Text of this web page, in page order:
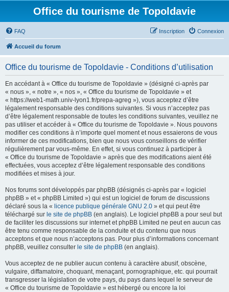
Office du tourisme de Topoldavie
FAQ Connexion
Inscription
Accueil du forum
Office du tourisme de Topoldavie - Conditions d’utilisation
En accédant à « Office du tourisme de Topoldavie » (désigné ci-après par
« nous », « notre », « nos », « Office du tourisme de Topoldavie » et
« https://web1-math.univ-lyon1.fr/prepa-agreg »), vous acceptez d’être
légalement responsable des conditions suivantes. Si vous n’acceptez pas
d’être légalement responsable de toutes les conditions suivantes, veuillez ne
pas utiliser et accéder à « Office du tourisme de Topoldavie ». Nous pouvons
modifier ces conditions à n’importe quel moment et nous essaierons de vous
informer de ces modifications, bien que nous vous conseillons de vérifier
régulièrement par vous-même. En effet, si vous continuez à participer à
« Office du tourisme de Topoldavie » après que des modifications aient été
effectuées, vous acceptez d’être légalement responsable des conditions
modifiées et mises à jour.
Nos forums sont développés par phpBB (désignés ci-après par « logiciel
phpBB » et « phpBB Limited ») qui est un logiciel de forum de discussions
déclaré sous la « licence publique générale GNU 2.0 » et qui peut être
téléchargé sur le site de phpBB (en anglais). Le logiciel phpBB a pour seul but
de faciliter les discussions sur internet et phpBB Limited ne peut en aucun cas
être tenu comme responsable de la conduite et du contenu que nous
acceptons et que nous n’acceptons pas. Pour plus d’informations concernant
phpBB, veuillez consulter le site de phpBB (en anglais).
Vous acceptez de ne publier aucun contenu à caractère abusif, obscène,
vulgaire, diffamatoire, choquant, menaçant, pornographique, etc. qui pourrait
transgresser la législation de votre pays, du pays dans lequel le serveur de
« Office du tourisme de Topoldavie » est hébergé ou encore la loi